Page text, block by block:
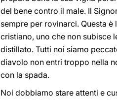
del bene contro il male. Il
sempre per rovinarci. Questa
cristiano, uno che non subisce
distillato. Tutti noi siamo
diavolo non entri troppo nella
con la spada.
Noi dobbiamo stare attenti e